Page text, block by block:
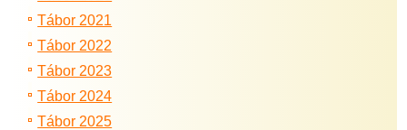
Tábor 2021
Tábor 2022
Tábor 2023
Tábor 2024
Tábor 2025